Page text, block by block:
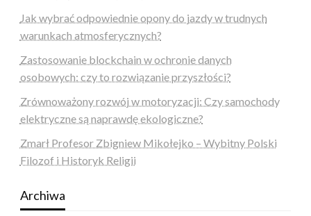
Jak wybrać odpowiednie opony do jazdy w trudnych
warunkach atmosferycznych?
Zastosowanie blockchain w ochronie danych
osobowych: czy to rozwiązanie przyszłości?
Zrównoważony rozwój w motoryzacji: Czy samochody
elektryczne są naprawdę ekologiczne?
Zmarł Profesor Zbigniew Mikołejko – Wybitny Polski
Filozof i Historyk Religii
Archiwa